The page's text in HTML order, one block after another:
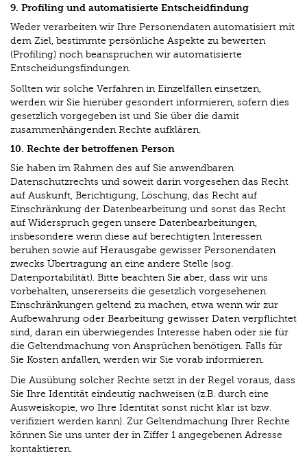
9. Profiling und automatisierte Entscheidfindung
Weder verarbeiten wir Ihre Personendaten automatisiert mit
dem Ziel, bestimmte persönliche Aspekte zu bewerten
(Profiling) noch beanspruchen wir automatisierte
Entscheidungsfindungen.
Sollten wir solche Verfahren in Einzelfällen einsetzen,
werden wir Sie hierüber gesondert informieren, sofern dies
gesetzlich vorgegeben ist und Sie über die damit
zusammenhängenden Rechte aufklären.
10. Rechte der betroffenen Person
Sie haben im Rahmen des auf Sie anwendbaren
Datenschutzrechts und soweit darin vorgesehen das Recht
auf Auskunft, Berichtigung, Löschung, das Recht auf
Einschränkung der Datenbearbeitung und sonst das Recht
auf Widerspruch gegen unsere Datenbearbeitungen,
insbesondere wenn diese auf berechtigten Interessen
beruhen sowie auf Herausgabe gewisser Personendaten
zwecks Übertragung an eine andere Stelle (sog.
Datenportabilität). Bitte beachten Sie aber, dass wir uns
vorbehalten, unsererseits die gesetzlich vorgesehenen
Einschränkungen geltend zu machen, etwa wenn wir zur
Aufbewahrung oder Bearbeitung gewisser Daten verpflichtet
sind, daran ein überwiegendes Interesse haben oder sie für
die Geltendmachung von Ansprüchen benötigen. Falls für
Sie Kosten anfallen, werden wir Sie vorab informieren.
Die Ausübung solcher Rechte setzt in der Regel voraus, dass
Sie Ihre Identität eindeutig nachweisen (z.B. durch eine
Ausweiskopie, wo Ihre Identität sonst nicht klar ist bzw.
verifiziert werden kann). Zur Geltendmachung Ihrer Rechte
können Sie uns unter der in Ziffer 1 angegebenen Adresse
kontaktieren.